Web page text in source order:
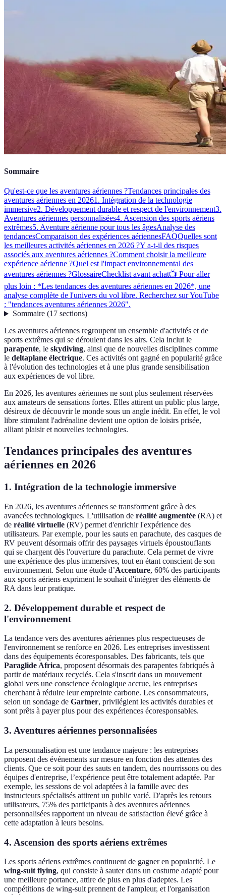
Sommaire
Qu'est-ce que les aventures aériennes ?Tendances principales des
aventures aériennes en 20261. Intégration de la technologie
immersive2. Développement durable et respect de l'environnement3.
Aventures aériennes personnalisées4. Ascension des sports aériens
extrêmes5. Aventure aérienne pour tous les âgesAnalyse des
tendancesComparaison des expériences aériennesFAQQuelles sont
les meilleures activités aériennes en 2026 ?Y a-t-il des risques
associés aux aventures aériennes ?Comment choisir la meilleure
expérience aérienne ?Quel est l'impact environnemental des
aventures aériennes ?GlossaireChecklist avant achat📺 Pour aller
plus loin : *Les tendances des aventures aériennes en 2026*, une
analyse complète de l'univers du vol libre. Recherchez sur YouTube
: "tendances aventures aériennes 2026".
Sommaire(17 sections)
Les aventures aériennes regroupent un ensemble d'activités et de
sports extrêmes qui se déroulent dans les airs. Cela inclut le
parapente, le skydiving, ainsi que de nouvelles disciplines comme
le deltaplane électrique. Ces activités ont gagné en popularité grâce
à l'évolution des technologies et à une plus grande sensibilisation
aux expériences de vol libre.
En 2026, les aventures aériennes ne sont plus seulement réservées
aux amateurs de sensations fortes. Elles attirent un public plus large,
désireux de découvrir le monde sous un angle inédit. En effet, le vol
libre stimulant l'adrénaline devient une option de loisirs prisée,
alliant plaisir et nouvelles technologies.
Tendances principales des aventures
aériennes en 2026
1. Intégration de la technologie immersive
En 2026, les aventures aériennes se transforment grâce à des
avancées technologiques. L'utilisation de réalité augmentée (RA) et
de réalité virtuelle (RV) permet d'enrichir l'expérience des
utilisateurs. Par exemple, pour les sauts en parachute, des casques de
RV peuvent désormais offrir des paysages virtuels époustouflants
qui se chargent dès l'ouverture du parachute. Cela permet de vivre
une expérience des plus immersives, tout en étant conscient de son
environnement. Selon une étude d’Accenture, 60% des participants
aux sports aériens expriment le souhait d'intégrer des éléments de
RA dans leur pratique.
2. Développement durable et respect de
l'environnement
La tendance vers des aventures aériennes plus respectueuses de
l'environnement se renforce en 2026. Les entreprises investissent
dans des équipements écoresponsables. Des fabricants, tels que
Paraglide Africa, proposent désormais des parapentes fabriqués à
partir de matériaux recyclés. Cela s'inscrit dans un mouvement
global vers une conscience écologique accrue, les entreprises
cherchant à réduire leur empreinte carbone. Les consommateurs,
selon un sondage de Gartner, privilégient les activités durables et
sont prêts à payer plus pour des expériences écoresponsables.
3. Aventures aériennes personnalisées
La personnalisation est une tendance majeure : les entreprises
proposent des événements sur mesure en fonction des attentes des
clients. Que ce soit pour des sauts en tandem, des nourrissons ou des
équipes d'entreprise, l’expérience peut être totalement adaptée. Par
exemple, les sessions de vol adaptées à la famille avec des
instructeurs spécialisés attirent un public varié. D'après les retours
utilisateurs, 75% des participants à des aventures aériennes
personnalisées rapportent un niveau de satisfaction élevé grâce à
cette adaptation à leurs besoins.
4. Ascension des sports aériens extrêmes
Les sports aériens extrêmes continuent de gagner en popularité. Le
wing-suit flying, qui consiste à sauter dans un costume adapté pour
une meilleure portance, attire de plus en plus d'adeptes. Les
compétitions de wing-suit prennent de l'ampleur, et l'organisation